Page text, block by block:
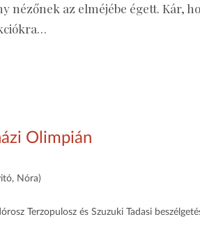
nézőnek az elméjébe égett. Kár,
Olimpián
Nóra)
Terzopulosz és Szuzuki Tadasi